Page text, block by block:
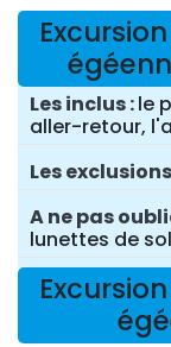
Les inclus le
aller-retour,
Les exclusions
A ne pas
lunettes de